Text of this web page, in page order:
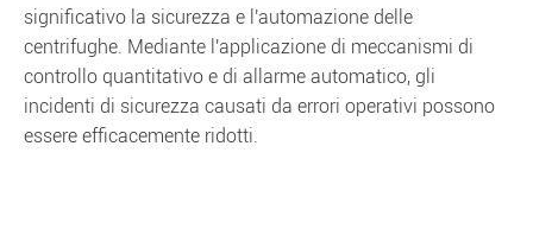
significativo la sicurezza e l'automazione delle
centrifughe. Mediante l'applicazione di meccanismi di
controllo quantitativo e di allarme automatico, gli
incidenti di sicurezza causati da errori operativi possono
essere efficacemente ridotti.